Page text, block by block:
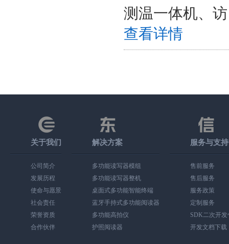
测温一体机、
查看详情
关于我们
公司简介
发展历程
使命与愿景
社会责任
荣誉资质
合作伙伴
解决方案
多功能读写器模组
多功能读写器整机
桌面式多功能智能终端
蓝牙手持式多功能阅读器
多功能高拍仪
护照阅读器
服务与支持
售前服务
售后服务
服务政策
定制服务
SDK二次开
开发文档下载